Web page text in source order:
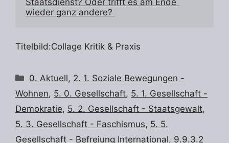
wieder ganz andere?
Titelbild:Collage Kritik & Praxis
Kategorien
0. Aktuell, 2. 1. Soziale Bewegungen -
Wohnen, 5. 0. Gesellschaft, 5. 1. Gesellschaft -
Demokratie, 5. 2. Gesellschaft - Staatsgewalt,
5. 3. Gesellschaft - Faschismus, 5. 5.
Gesellschaft - Befreiung International, 9.9.3.2